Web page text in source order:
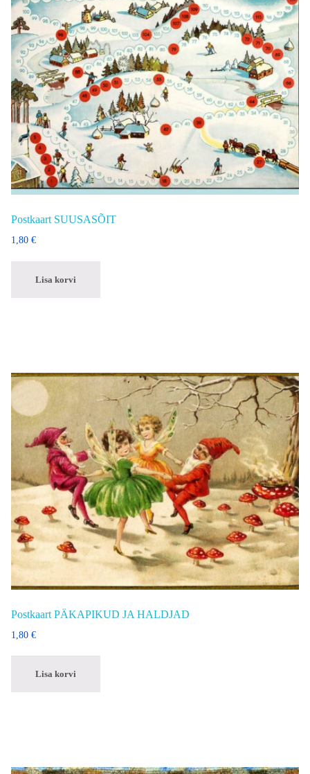
Postkaart SUUSASÕIT
1,80 €
Lisa korvi
Postkaart PÄKAPIKUD JA HALDJAD
1,80 €
Lisa korvi